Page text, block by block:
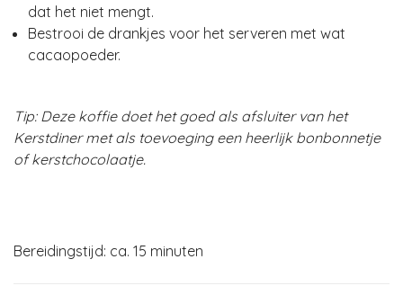
dat het niet mengt.
Bestrooi de drankjes voor het serveren met wat
cacaopoeder.
Tip: Deze koffie doet het goed als afsluiter van het
Kerstdiner met als toevoeging een heerlijk bonbonnetje
of kerstchocolaatje.
Bereidingstijd: ca. 15 minuten